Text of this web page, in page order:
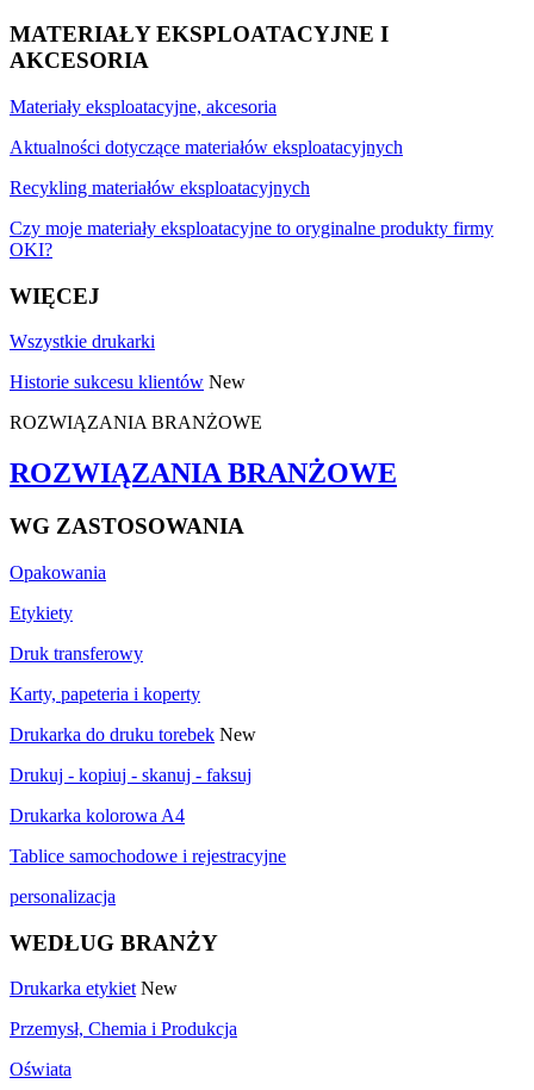
MATERIAŁY EKSPLOATACYJNE I
AKCESORIA
Materiały eksploatacyjne, akcesoria
Aktualności dotyczące materiałów eksploatacyjnych
Recykling materiałów eksploatacyjnych
Czy moje materiały eksploatacyjne to oryginalne produkty firmy
OKI?
WIĘCEJ
Wszystkie drukarki
Historie sukcesu klientów New
ROZWIĄZANIA BRANŻOWE
ROZWIĄZANIA BRANŻOWE
WG ZASTOSOWANIA
Opakowania
Etykiety
Druk transferowy
Karty, papeteria i koperty
Drukarka do druku torebek New
Drukuj - kopiuj - skanuj - faksuj
Drukarka kolorowa A4
Tablice samochodowe i rejestracyjne
personalizacja
WEDŁUG BRANŻY
Drukarka etykiet New
Przemysł, Chemia i Produkcja
Oświata